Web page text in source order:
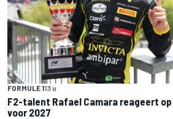
FORMULE 113 u
F2-talent Rafael Camara reageert
voor 2027